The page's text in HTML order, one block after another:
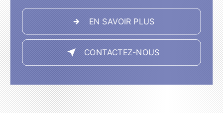
EN SAVOIR PLUS
CONTACTEZ-NOUS